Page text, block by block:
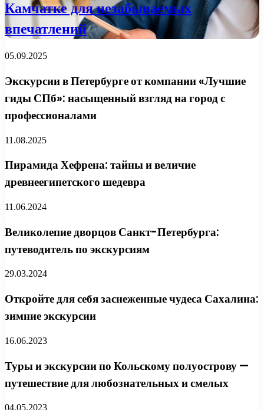
Камчатке для незабываемых
впечатлений
05.09.2025
Экскурсии в Петербурге от компании «Лучшие
гиды СПб»: насыщенный взгляд на город с
профессионалами
11.08.2025
Пирамида Хефрена: тайны и величие
древнеегипетского шедевра
11.06.2024
Великолепие дворцов Санкт-Петербурга:
путеводитель по экскурсиям
29.03.2024
Откройте для себя заснеженные чудеса Сахалина:
зимние экскурсии
16.06.2023
Туры и экскурсии по Кольскому полуострову —
путешествие для любознательных и смелых
04.05.2023